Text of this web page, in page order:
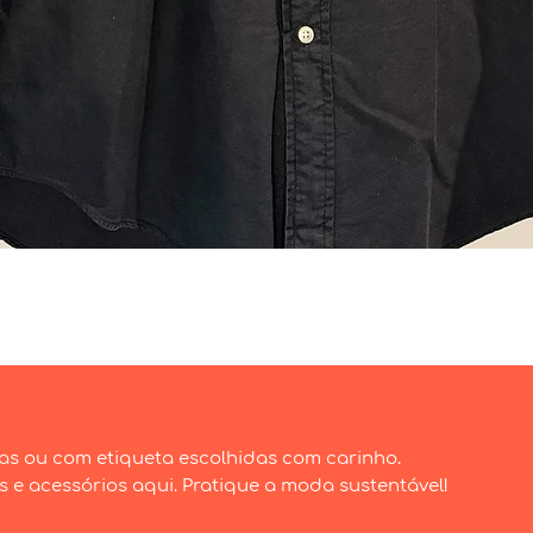
ou com etiqueta escolhidas com carinho.
e acessórios aqui. Pratique a moda sustentável!